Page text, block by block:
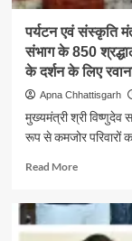
पर्यटन एवं संस्कृति
संभाग के 850
के दर्शन के लिए
Apna Chhattisgarh
मुख्यमंत्री श्री विष्णुदेव
रूप से कमजोर परिवारों
Read MoreRead
पर्यटन
एवं